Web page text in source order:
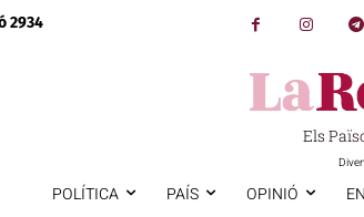
2934
Els
POLÍTICA PAÍS OPINIÓ